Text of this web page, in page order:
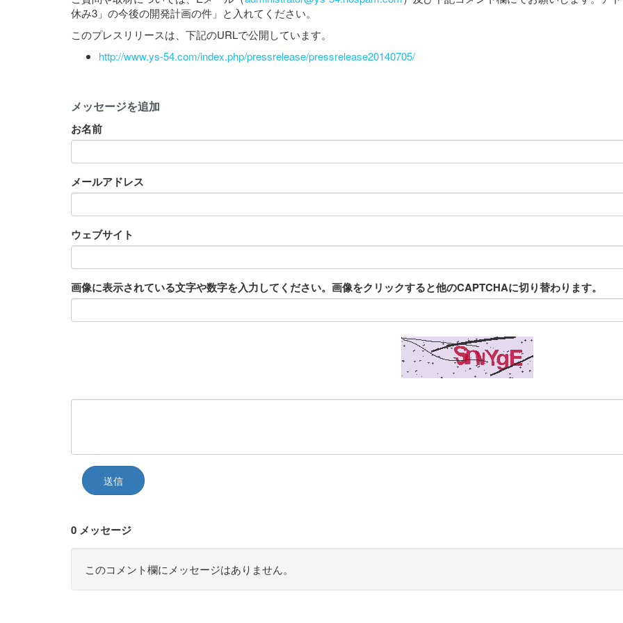
休み3」の今後の開発計画の件」と入れてください。
このプレスリリースは、下記のURLで公開しています。
http://www.ys-54.com/index.php/pressrelease/pressrelease20140705/
メッセージを追加
お名前
メールアドレス
ウェブサイト
画像に表示されている文字や数字を入力してください。画像をクリックすると他のCAPTCHAに切り替わります。
送信
0 メッセージ
このコメント欄にメッセージはありません。